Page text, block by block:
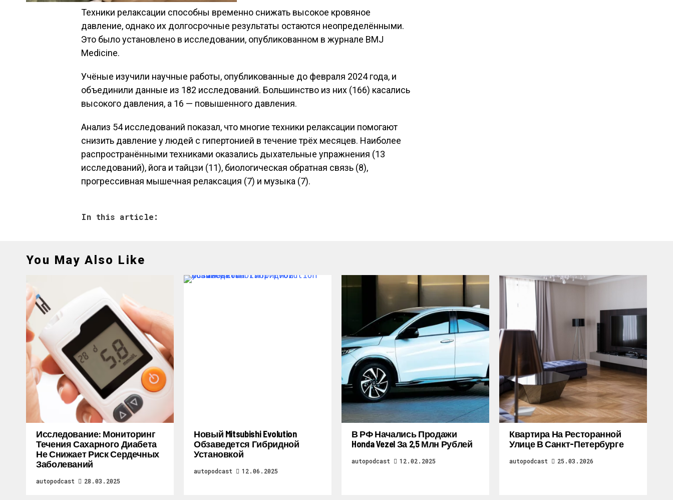
Техники релаксации способны временно снижать высокое кровяное
давление, однако их долгосрочные результаты остаются неопределёнными.
Это было установлено в исследовании, опубликованном в журнале BMJ
Medicine.
Учёные изучили научные работы, опубликованные до февраля 2024 года, и
объединили данные из 182 исследований. Большинство из них (166) касались
высокого давления, а 16 — повышенного давления.
Анализ 54 исследований показал, что многие техники релаксации помогают
снизить давление у людей с гипертонией в течение трёх месяцев. Наиболее
распространёнными техниками оказались дыхательные упражнения (13
исследований), йога и тайцзи (11), биологическая обратная связь (8),
прогрессивная мышечная релаксация (7) и музыка (7).
In this article:
You May Also Like
Исследование: Мониторинг
Течения Сахарного Диабета
Не Снижает Риск Сердечных
Заболеваний
autopodcast 28.03.2025
Новый Mitsubishi Evolution
Обзаведется Гибридной
Установкой
autopodcast 12.06.2025
В РФ Начались Продажи
Honda Vezel За 2,5 Млн Рублей
autopodcast 12.02.2025
Квартира На Ресторанной
Улице В Санкт-Петербурге
autopodcast 25.03.2026